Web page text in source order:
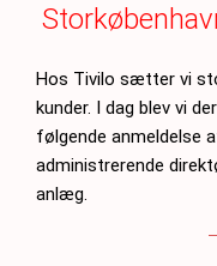
Hos Tivilo sætter vi
kunder. I dag blev vi
følgende anmeldelse
administrerende
anlæg.